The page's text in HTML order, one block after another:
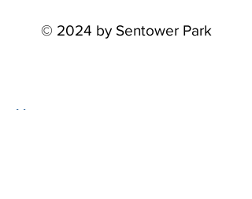
© 2024 by Sentower Park
Menu